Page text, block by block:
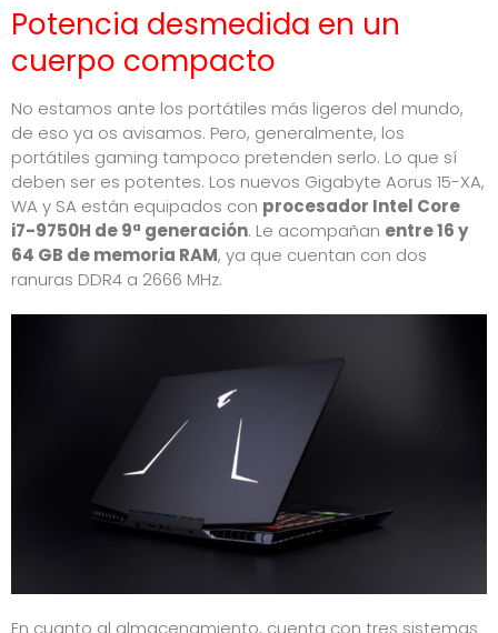
Potencia desmedida en un
cuerpo compacto
No estamos ante los portátiles más ligeros del mundo,
de eso ya os avisamos. Pero, generalmente, los
portátiles gaming tampoco pretenden serlo. Lo que sí
deben ser es potentes. Los nuevos Gigabyte Aorus 15-XA,
WA y SA están equipados con procesador Intel Core
i7-9750H de 9ª generación. Le acompañan entre 16 y
64 GB de memoria RAM, ya que cuentan con dos
ranuras DDR4 a 2666 MHz.
En cuanto al almacenamiento, cuenta con tres sistemas